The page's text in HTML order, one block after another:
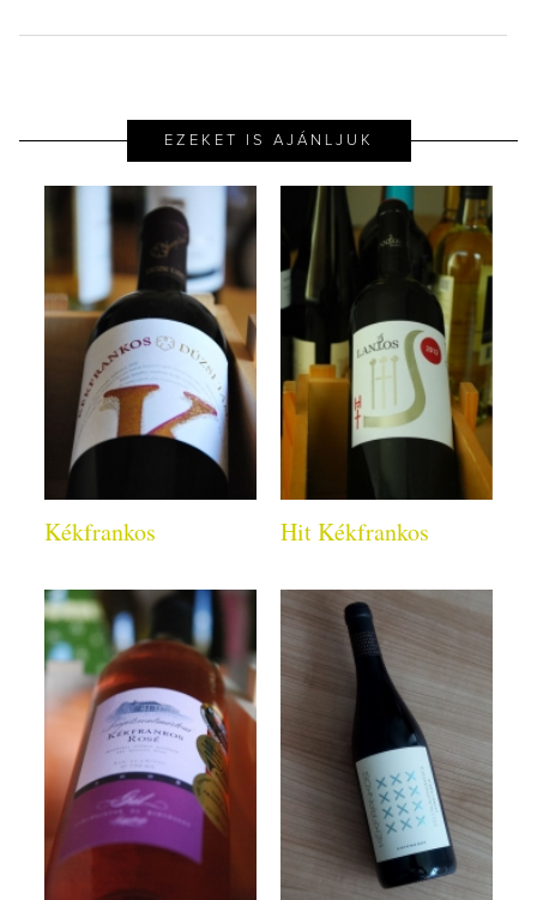
EZEKET IS AJÁNLJUK
Kékfrankos Hit Kékfrankos